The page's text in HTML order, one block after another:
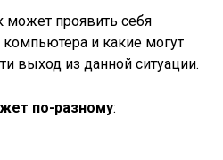
может проявить себя
и какие могут
выход из данной ситуации.
по-разному: